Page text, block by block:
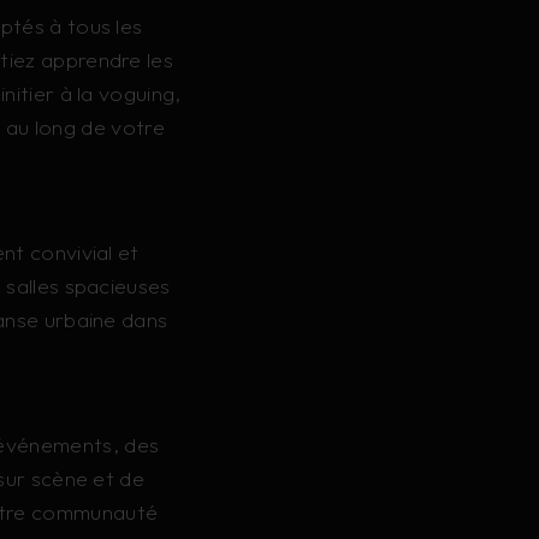
à tous les
apprendre les
à la voguing,
long de votre
convivial et
spacieuses
urbaine dans
des
scène et de
communauté